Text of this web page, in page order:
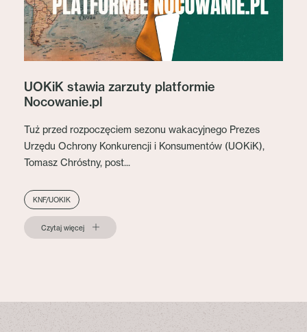
UOKiK stawia zarzuty platformie
Nocowanie.pl
Tuż przed rozpoczęciem sezonu wakacyjnego Prezes
Urzędu Ochrony Konkurencji i Konsumentów (UOKiK),
Tomasz Chróstny, post...
KNF/UOKIK
Czytaj więcej